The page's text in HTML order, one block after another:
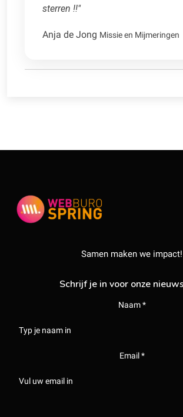
sterren !!"
Anja de Jong Missie en Mijmeringen
Samen maken we impact!
Schrijf je in voor onze
Naam *
Email *